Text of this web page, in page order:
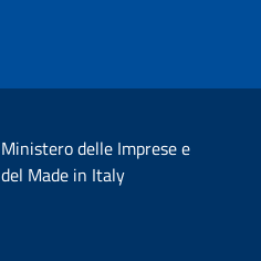
Ministero delle Imprese e
del Made in Italy